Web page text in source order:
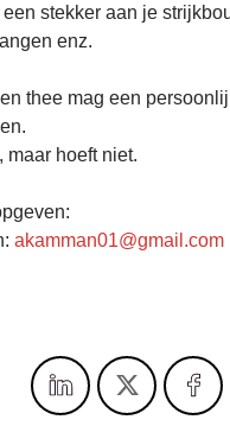
stekker aan je
enz.
thee mag een
maar hoeft niet.
akamman01@gmail.com